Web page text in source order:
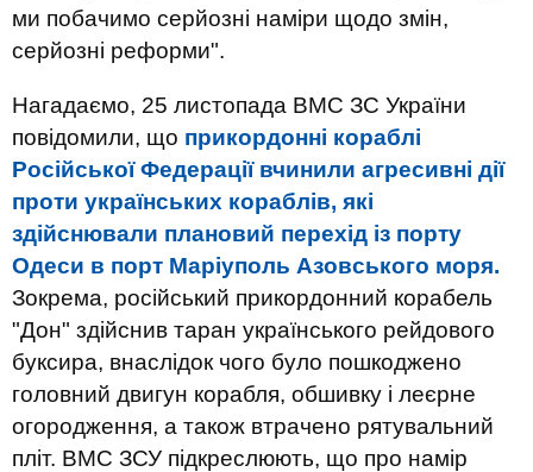
ми побачимо серйозні наміри щодо змін,
серйозні реформи".
Нагадаємо, 25 листопада ВМС ЗС України
повідомили, що прикордонні кораблі
Російської Федерації вчинили агресивні дії
проти українських кораблів, які
здійснювали плановий перехід із порту
Одеси в порт Маріуполь Азовського моря.
Зокрема, російський прикордонний корабель
"Дон" здійснив таран українського рейдового
буксира, внаслідок чого було пошкоджено
головний двигун корабля, обшивку і леєрне
огородження, а також втрачено рятувальний
пліт. ВМС ЗСУ підкреслюють, що про намір